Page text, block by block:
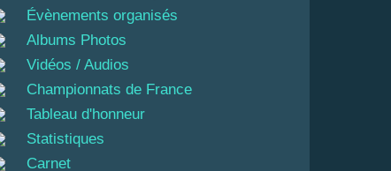
Évènements organisés
Albums Photos
Vidéos / Audios
Championnats de France
Tableau d'honneur
Statistiques
Carnet